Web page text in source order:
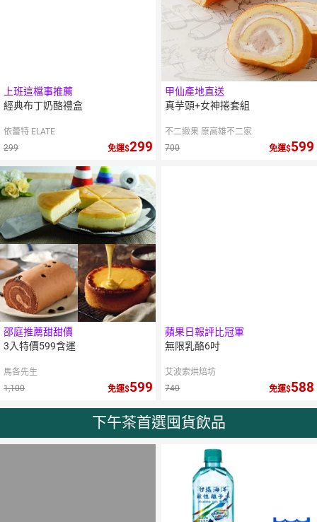
上班這檔事推薦
經典布丁奶酪禮盒
依蕾特 ELATE
299
免運 299
甲仙產地直送
真芋頭+女神捲套組
不二緻果 原高雄不二家
700
免運 599
邵庭推薦甜甜價
3入特價599含運
馬各先生
1,100
免運 599
蘋果日報評比冠軍
無限乳酪6吋
艾波索烘焙坊
740
免運 588
下午茶首選囤貨飲品